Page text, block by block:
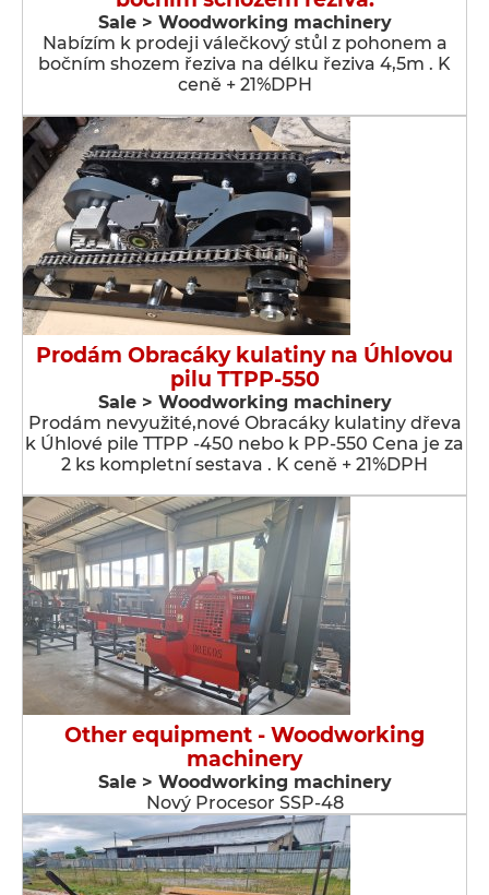
Sale > Woodworking machinery
Nabízím k prodeji válečkový stůl z pohonem a
bočním shozem řeziva na délku řeziva 4,5m . K
ceně + 21%DPH
Prodám Obracáky kulatiny na Úhlovou
pilu TTPP-550
Sale > Woodworking machinery
Prodám nevyužité,nové Obracáky kulatiny dřeva
k Úhlové pile TTPP -450 nebo k PP-550 Cena je za
2 ks kompletní sestava . K ceně + 21%DPH
Other equipment - Woodworking
machinery
Sale > Woodworking machinery
Nový Procesor SSP-48